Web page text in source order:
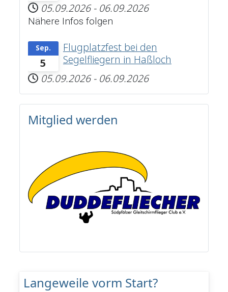
Langeweile vorm Start?
05.09.2026 - 06.09.2026
Nähere Infos folgen
5
Sep.
Flugplatzfest bei den
Segelfliegern in Haßloch
05.09.2026 - 06.09.2026
Mitglied werden